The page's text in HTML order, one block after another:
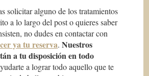
solicitar alguno de los tratamientos
a lo largo del post o quieres saber
no dudes en contactar con
ya tu reserva.Nuestros
a tu disposición en todo
a lograr todo aquello que te